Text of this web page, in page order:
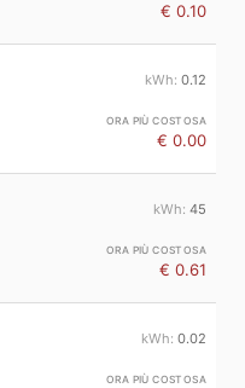
€ 0.10
0.12
€ 0.00
45
€ 0.61
0.02